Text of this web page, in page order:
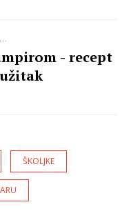
- recept
ŠKOLJKE